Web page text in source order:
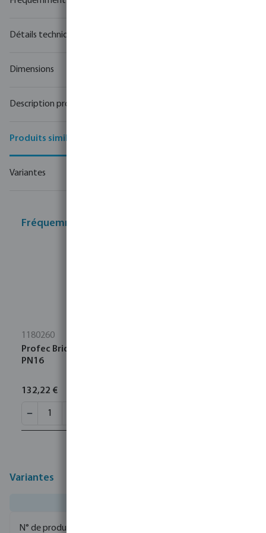
Détails techniques
Dimensions
Description produit
Produits similaires
Variantes
Fréquemment achetés ensemble
1180260
Profec Bride aveugle acier DN150 bride DIN 16bar
PN16
132,22 €
Variantes